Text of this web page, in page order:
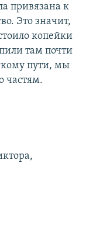
привязана к
Это значит,
копейки
там почти
пути, мы
частям.